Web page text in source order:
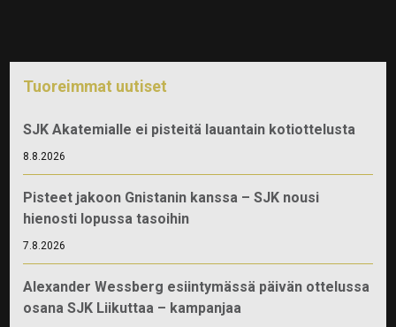
Tuoreimmat uutiset
SJK Akatemialle ei pisteitä lauantain kotiottelusta
8.8.2026
Pisteet jakoon Gnistanin kanssa – SJK nousi
hienosti lopussa tasoihin
7.8.2026
Alexander Wessberg esiintymässä päivän ottelussa
osana SJK Liikuttaa – kampanjaa